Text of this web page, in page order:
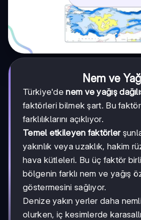
Nem ve
Türkiye'denem ve yağış
faktörleri bilmek şart. Bu
farklılıklarını açıklıyor.
Temel etkileyen faktörler
yakınlık veya uzaklık, hakim
hava kütleleri. Bu üç faktör
bölgenin farklı nem ve yağış
göstermesini sağlıyor.
Denize yakın yerler daha
olurken, iç kesimlerde